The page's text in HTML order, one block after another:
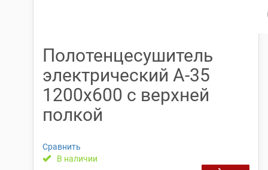
Полотенцесушитель
электрический А-35
1200х600 с верхней
полкой
Сравнить
В наличии